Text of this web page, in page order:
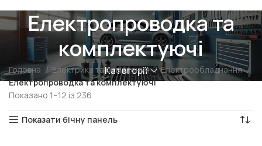
Електропроводка та
комплектуючі
Категорії
Головна Електрика та освітлення
Електрообладнання
Електропроводка та комплектуючі
Показано 1–12 із 236
Показати бічну панель